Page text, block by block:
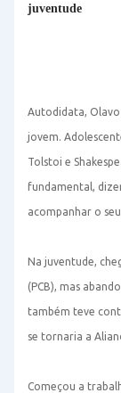
juventude
Autodidata,
jovem.
Tolstoi e
fundamental,
acompanhar o seu
Na juventude,
(PCB), mas
também teve
se tornaria a
Começou a